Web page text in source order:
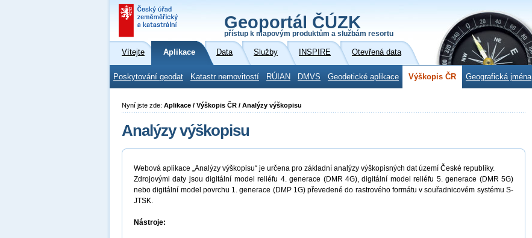
Geoportál ČÚZK
přístup k mapovým produktům a službám resortu
Vítejte Aplikace Data Služby INSPIRE Otevřená data
Poskytování geodat Katastr nemovitostí RÚIAN DMVS Geodetické aplikace Výškopis ČR Geografická jména
Nyní jste zde: Aplikace / Výškopis ČR / Analýzy výškopisu
Analýzy výškopisu
Webová aplikace „Analýzy výškopisu“ je určena pro základní analýzy výškopisných dat území České republiky.
Zdrojovými daty jsou digitální model reliéfu 4. generace (DMR 4G), digitální model reliéfu 5. generace (DMR 5G)
nebo digitální model povrchu 1. generace (DMP 1G) převedené do rastrového formátu v souřadnicovém systému S-
JTSK.
Nástroje: